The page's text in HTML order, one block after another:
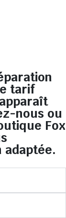
tarif
nous ou
Fox